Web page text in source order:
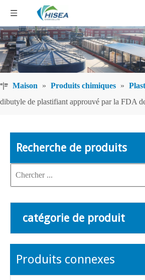
Maison » Produits chimiques »
dibutyle de plastifiant approuvé par la FDA
Recherche de produits
catégorie de produit
Produits connexes